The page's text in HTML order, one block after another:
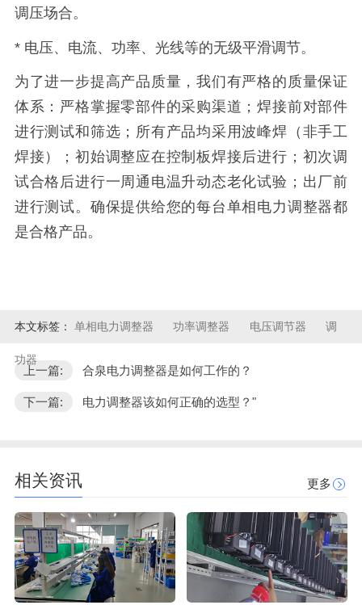
调压场合。
* 电压、电流、功率、光线等的无级平滑调节。
为了进一步提高产品质量，我们有严格的质量保证
体系：严格掌握零部件的采购渠道；焊接前对部件
进行测试和筛选；所有产品均采用波峰焊（非手工
焊接）；初始调整应在控制板焊接后进行；初次调
试合格后进行一周通电温升动态老化试验；出厂前
进行测试。确保提供给您的每台单相电力调整器都
是合格产品。
本文标签： 单相电力调整器 功率调整器 电压调节器 调
功器
上一篇: 合泉电力调整器是如何工作的？
下一篇: 电力调整器该如何正确的选型？"
相关资讯 更多